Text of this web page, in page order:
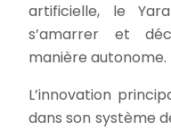
artificielle, le
s’amarrer et
manière autonome.
L’innovation
dans son système